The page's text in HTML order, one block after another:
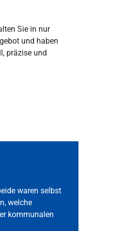
Sie in nur
und haben
präzise und
waren selbst
welche
kommunalen